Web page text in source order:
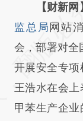
请务必在总
AI基
[https://
(https://
成，可能与
新观点和立
【财新
监总局 网站
会，部署对全
开展安全专
王浩水在会
甲苯生产企